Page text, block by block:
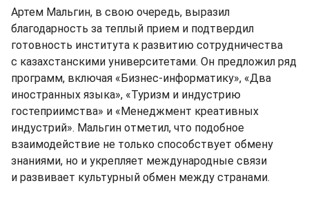
Артем Мальгин, в свою очередь, выразил
благодарность за теплый прием и подтвердил
готовность института к развитию сотрудничества
с казахстанскими университетами. Он предложил ряд
программ, включая «Бизнес-информатику», «Два
иностранных языка», «Туризм и индустрию
гостеприимства» и «Менеджмент креативных
индустрий». Мальгин отметил, что подобное
взаимодействие не только способствует обмену
знаниями, но и укрепляет международные связи
и развивает культурный обмен между странами.